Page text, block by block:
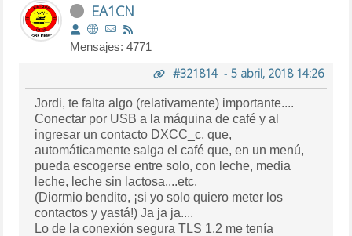
EA1CN
Mensajes: 4771
#321814- 5 abril, 2018 14:26
Jordi, te falta algo (relativamente) importante....
Conectar por USB a la máquina de café y al
ingresar un contacto DXCC_c, que,
automáticamente salga el café que, en un menú,
pueda escogerse entre solo, con leche, media
leche, leche sin lactosa....etc.
(Diormio bendito, ¡si yo solo quiero meter los
contactos y yastá!) Ja ja ja....
Lo de la conexión segura TLS 1.2 me tenía